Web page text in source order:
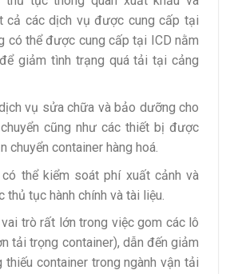
cả các dịch vụ được cung cấp tại
có thể được cung cấp tại ICD nằm
giảm tình trạng quá tải tại cảng
vụ sửa chữa và bảo dưỡng cho
cũng như các thiết bị được
chuyển container hàng hoá.
thể kiểm soát phí xuất cảnh và
thủ tục hành chính và tài liệu.
vai trò rất lớn trong việc gom các lô
tải trọng container), dẫn đến giảm
thiếu container trong ngành vận tải